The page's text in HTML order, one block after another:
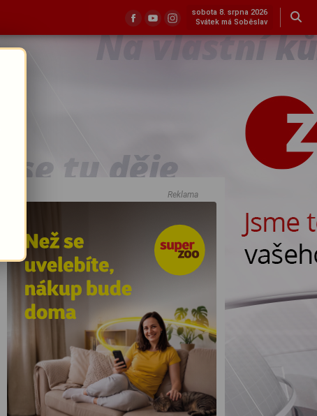
sobota 8. srpna 2026
Svátek má Soběslav
Reklama